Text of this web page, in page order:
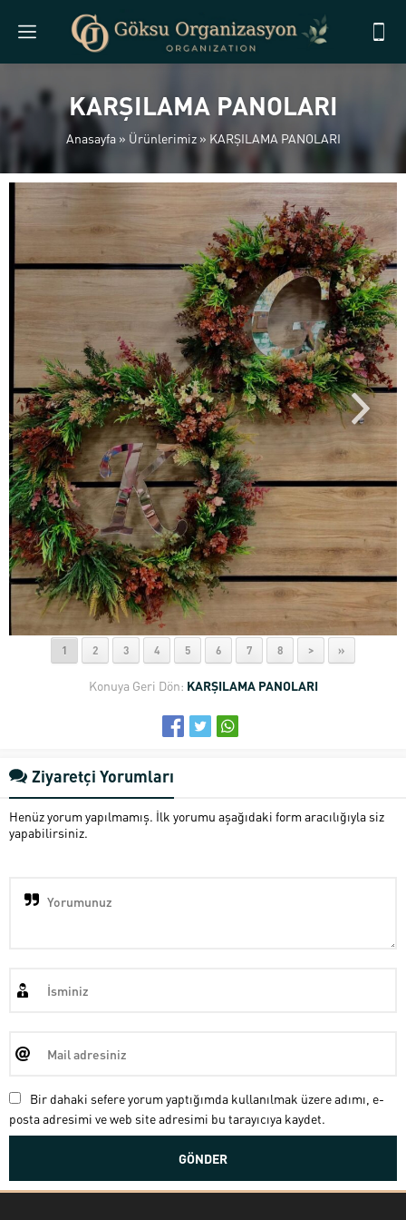
KARŞILAMA PANOLARI
Anasayfa» Ürünlerimiz» KARŞILAMA PANOLARI
1 2 3 4 5 6 7 8 > »
Konuya Geri Dön: KARŞILAMA PANOLARI
Ziyaretçi Yorumları
Henüz yorum yapılmamış. İlk yorumu aşağıdaki form aracılığıyla siz
yapabilirsiniz.
Bir dahaki sefere yorum yaptığımda kullanılmak üzere adımı, e-
posta adresimi ve web site adresimi bu tarayıcıya kaydet.